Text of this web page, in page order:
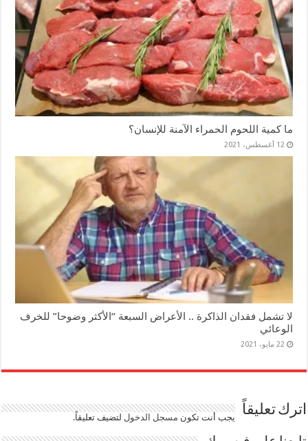
ما كمية اللحوم الحمراء الآمنة للإنسان؟
12 أغسطس، 2021
لا تشمل فقدان الذاكرة .. الأعراض السبعة “الأكثر وضوحا” للخرف
الوعائي
22 مايو، 2021
اترك تعليقاً يجب أنت تكون مسجل الدخوللتضيف تعليقاً.